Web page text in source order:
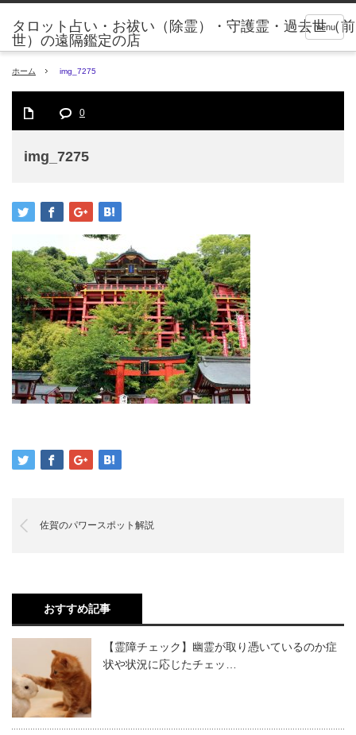
menu
タロット占い・お祓い（除霊）・守護霊・過去世（前
世）の遠隔鑑定の店
ホーム img_7275
0
img_7275
佐賀のパワースポット解説
おすすめ記事
【霊障チェック】幽霊が取り憑いているのか症
状や状況に応じたチェッ…